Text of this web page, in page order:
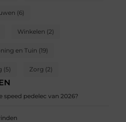
(6)
Winkelen (2)
en Tuin (19)
(5) Zorg (2)
speed pedelec van 2026?